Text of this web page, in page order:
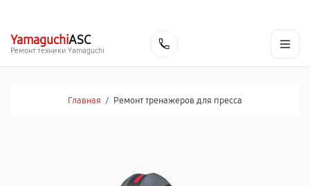
YamaguchiASC
Ремонт техники Yamaguchi
Главная / Ремонт тренажеров для пресса